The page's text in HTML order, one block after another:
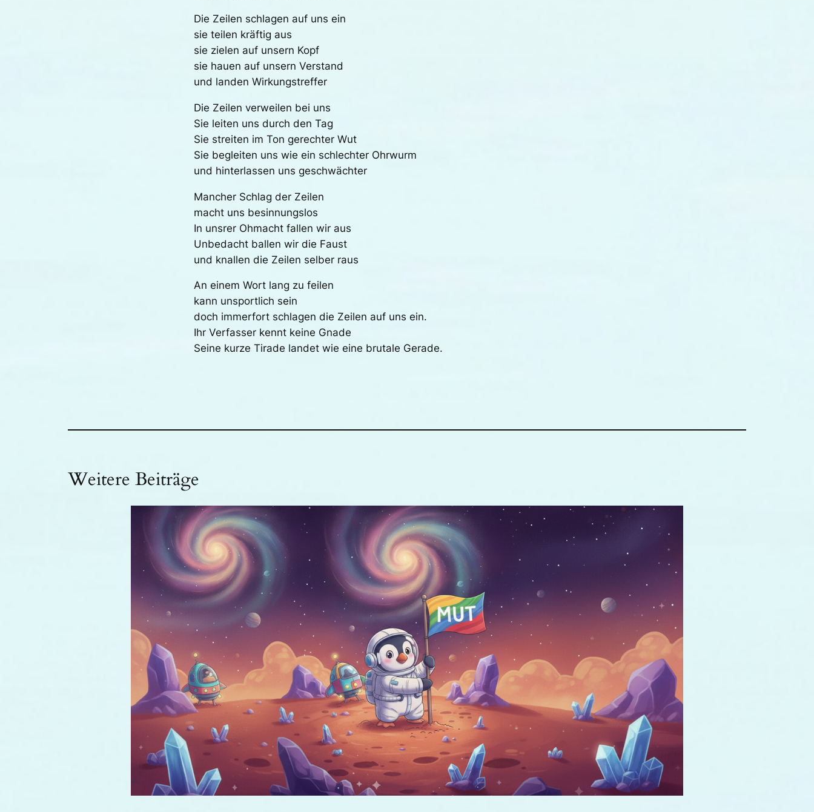
Die Zeilen schlagen auf uns ein
sie teilen kräftig aus
sie zielen auf unsern Kopf
sie hauen auf unsern Verstand
und landen Wirkungstreffer
Die Zeilen verweilen bei uns
Sie leiten uns durch den Tag
Sie streiten im Ton gerechter Wut
Sie begleiten uns wie ein schlechter Ohrwurm
und hinterlassen uns geschwächter
Mancher Schlag der Zeilen
macht uns besinnungslos
In unsrer Ohmacht fallen wir aus
Unbedacht ballen wir die Faust
und knallen die Zeilen selber raus
An einem Wort lang zu feilen
kann unsportlich sein
doch immerfort schlagen die Zeilen auf uns ein.
Ihr Verfasser kennt keine Gnade
Seine kurze Tirade landet wie eine brutale Gerade.
Weitere Beiträge